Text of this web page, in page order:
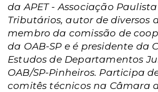
da APET - Associação
Tributários, autor de diversos
membro da comissão de
da OAB-SP e é presidente da
Estudos de Departamentos
OAB/SP-Pinheiros. Participa
comitês técnicos na Câmara